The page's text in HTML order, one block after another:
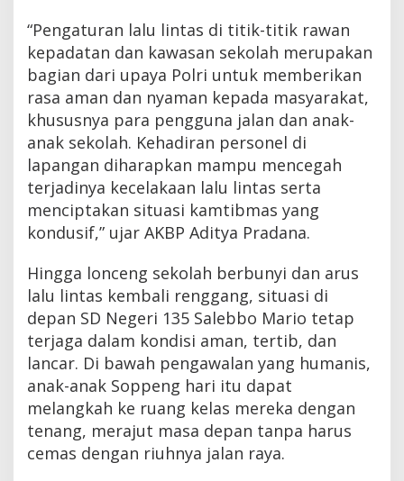
“Pengaturan lalu lintas di titik-titik rawan
kepadatan dan kawasan sekolah merupakan
bagian dari upaya Polri untuk memberikan
rasa aman dan nyaman kepada masyarakat,
khususnya para pengguna jalan dan anak-
anak sekolah. Kehadiran personel di
lapangan diharapkan mampu mencegah
terjadinya kecelakaan lalu lintas serta
menciptakan situasi kamtibmas yang
kondusif,” ujar AKBP Aditya Pradana.
Hingga lonceng sekolah berbunyi dan arus
lalu lintas kembali renggang, situasi di
depan SD Negeri 135 Salebbo Mario tetap
terjaga dalam kondisi aman, tertib, dan
lancar. Di bawah pengawalan yang humanis,
anak-anak Soppeng hari itu dapat
melangkah ke ruang kelas mereka dengan
tenang, merajut masa depan tanpa harus
cemas dengan riuhnya jalan raya.